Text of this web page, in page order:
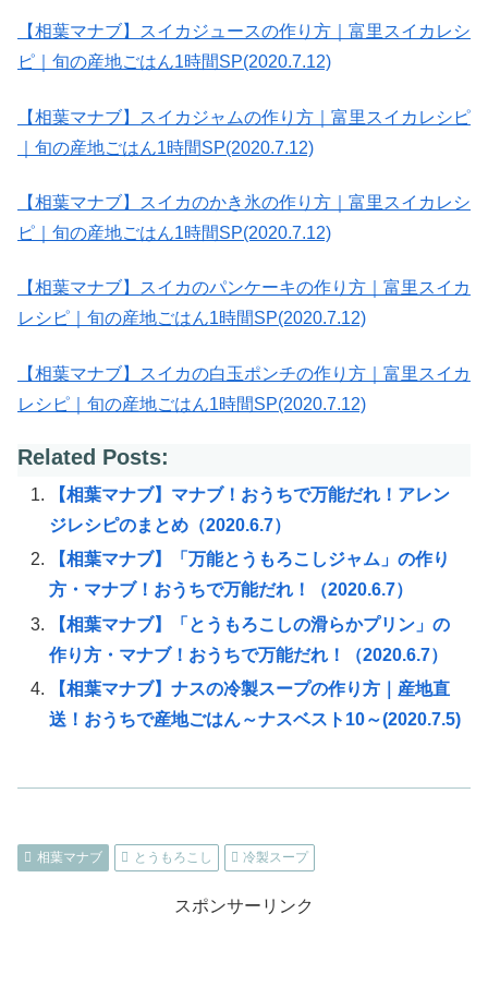
【相葉マナブ】スイカジュースの作り方｜富里スイカレシ
ピ｜旬の産地ごはん1時間SP(2020.7.12)
【相葉マナブ】スイカジャムの作り方｜富里スイカレシピ
｜旬の産地ごはん1時間SP(2020.7.12)
【相葉マナブ】スイカのかき氷の作り方｜富里スイカレシ
ピ｜旬の産地ごはん1時間SP(2020.7.12)
【相葉マナブ】スイカのパンケーキの作り方｜富里スイカ
レシピ｜旬の産地ごはん1時間SP(2020.7.12)
【相葉マナブ】スイカの白玉ポンチの作り方｜富里スイカ
レシピ｜旬の産地ごはん1時間SP(2020.7.12)
Related Posts:
【相葉マナブ】マナブ！おうちで万能だれ！アレン
ジレシピのまとめ（2020.6.7）
【相葉マナブ】「万能とうもろこしジャム」の作り
方・マナブ！おうちで万能だれ！（2020.6.7）
【相葉マナブ】「とうもろこしの滑らかプリン」の
作り方・マナブ！おうちで万能だれ！（2020.6.7）
【相葉マナブ】ナスの冷製スープの作り方｜産地直
送！おうちで産地ごはん～ナスベスト10～(2020.7.5)
相葉マナブ とうもろこし 冷製スープ
スポンサーリンク